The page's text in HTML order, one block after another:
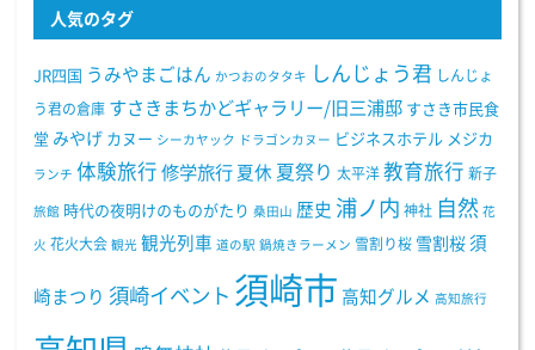
人気のタグ
JR四国 うみやまごはん かつおのタタキ しんじょう君 しんじょ
う君の倉庫 すさきまちかどギャラリー/旧三浦邸 すさき市民食
堂 みやげ カヌー シーカヤック ドラゴンカヌー ビジネスホテル メジカ
ランチ 体験旅行 修学旅行 夏休 夏祭り 太平洋 教育旅行 新子
旅館 時代の夜明けのものがたり 桑田山 歴史 浦ノ内 神社 自然 花
火 花火大会 観光 観光列車 道の駅 鍋焼きラーメン 雪割り桜 雪割桜 須
崎まつり 須崎イベント 須崎市 高知グルメ 高知旅行